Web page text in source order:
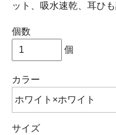
ット、吸水速乾、耳ひ
個数
個
カラー
サイズ